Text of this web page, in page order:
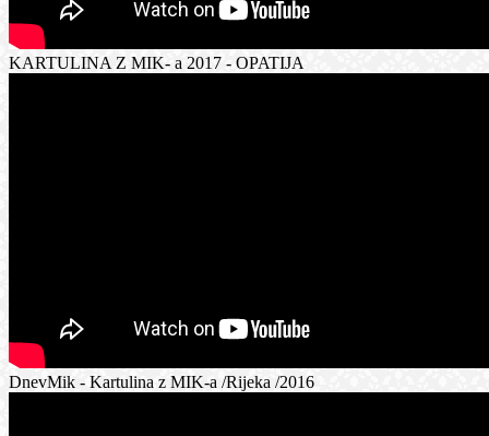
KARTULINA Z MIK- a 2017 - OPATIJA
DnevMik - Kartulina z MIK-a /Rijeka /2016